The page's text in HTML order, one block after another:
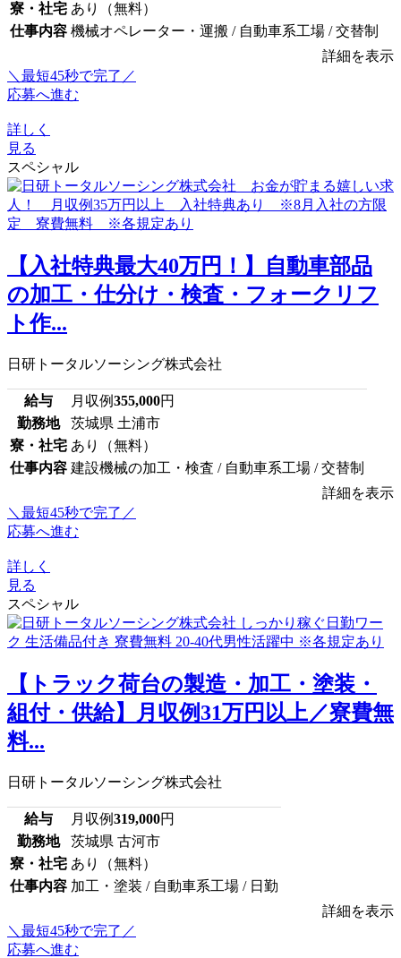
寮・社宅 あり（無料）
仕事内容 機械オペレーター・運搬 / 自動車系工場 / 交替制
詳細を表示
＼最短45秒で完了／
応募へ進む
詳しく
見る
スペシャル
【入社特典最大40万円！】自動車部品
の加工・仕分け・検査・フォークリフ
ト作...
日研トータルソーシング株式会社
給与 月収例355,000円
勤務地
茨城県 土浦市
寮・社宅 あり（無料）
仕事内容 建設機械の加工・検査 / 自動車系工場 / 交替制
詳細を表示
＼最短45秒で完了／
応募へ進む
詳しく
見る
スペシャル
【トラック荷台の製造・加工・塗装・
組付・供給】月収例31万円以上／寮費無
料...
日研トータルソーシング株式会社
給与 月収例319,000円
勤務地
茨城県 古河市
寮・社宅 あり（無料）
仕事内容 加工・塗装 / 自動車系工場 / 日勤
詳細を表示
＼最短45秒で完了／
応募へ進む